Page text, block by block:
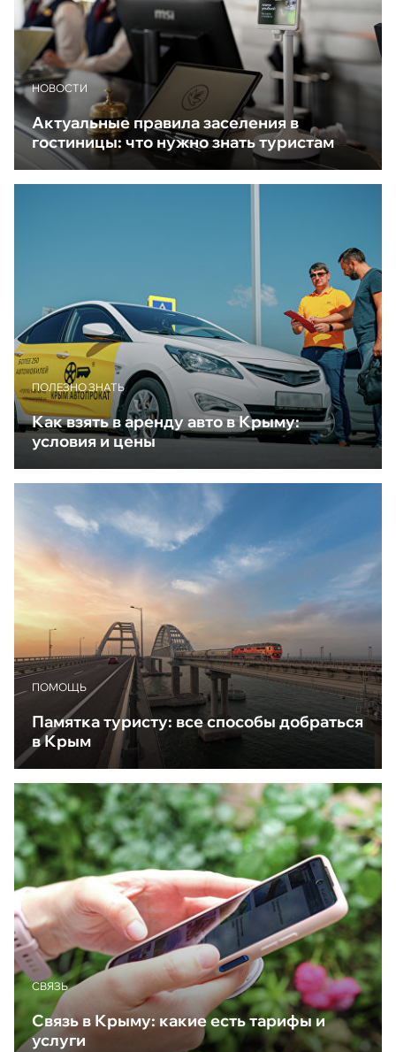
НОВОСТИ
Актуальные правила заселения в
гостиницы: что нужно знать туристам
ПОЛЕЗНО ЗНАТЬ
Как взять в аренду авто в Крыму:
условия и цены
ПОМОЩЬ
Памятка туристу: все способы добраться
в Крым
CВЯЗЬ
Связь в Крыму: какие есть тарифы и
услуги